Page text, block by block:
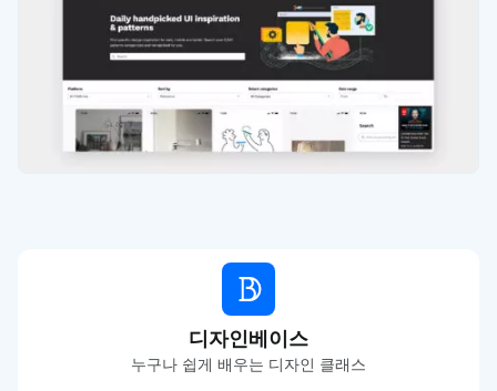
디자인베이스
누구나 쉽게 배우는 디자인 클래스